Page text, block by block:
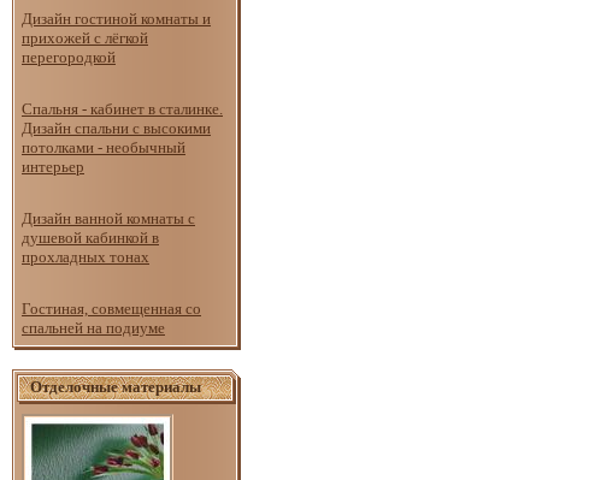
Дизайн гостиной комнаты и
прихожей с лёгкой
перегородкой
Спальня - кабинет в сталинке.
Дизайн спальни с высокими
потолками - необычный
интерьер
Дизайн ванной комнаты с
душевой кабинкой в
прохладных тонах
Гостиная, совмещенная со
спальней на подиуме
Отделочные материалы